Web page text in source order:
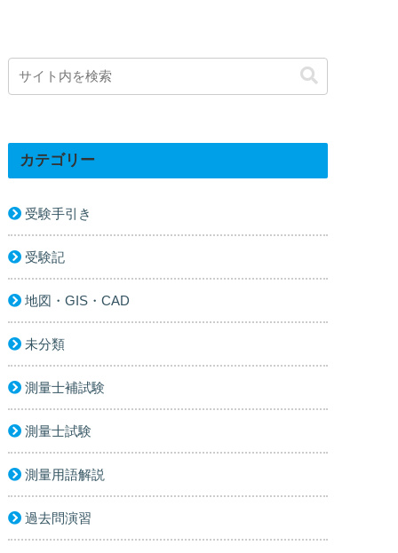
カテゴリー
受験手引き
受験記
地図・GIS・CAD
未分類
測量士補試験
測量士試験
測量用語解説
過去問演習